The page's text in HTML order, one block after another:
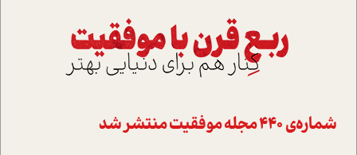
شماره‌ي 440 مجله موفقيت منتشر شد